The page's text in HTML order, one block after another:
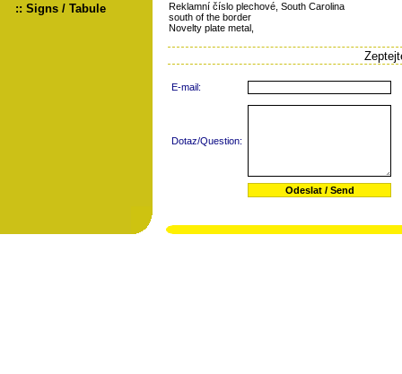
:: Signs / Tabule
Reklamní číslo plechové, South Carolina
south of the border
Novelty plate metal,
E-mail:
Dotaz/Question: